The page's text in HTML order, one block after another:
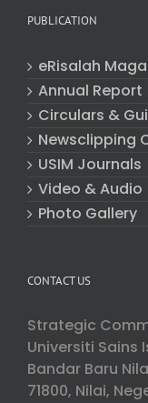
PUBLICATION
eRisalah
Annual Report
Circulars &
Newsclipping
USIM Journals
Video & Audio
Photo Gallery
CONTACT US
Strategic
Universiti Sains
Bandar Baru
71800, Nilai,